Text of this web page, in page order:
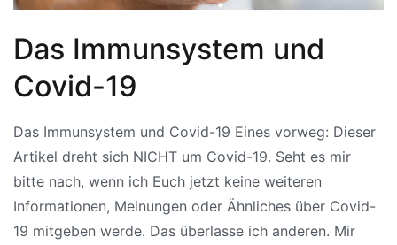
Das Immunsystem und
Covid-19
Das Immunsystem und Covid-19 Eines vorweg: Dieser
Artikel dreht sich NICHT um Covid-19. Seht es mir
bitte nach, wenn ich Euch jetzt keine weiteren
Informationen, Meinungen oder Ähnliches über Covid-
19 mitgeben werde. Das überlasse ich anderen. Mir